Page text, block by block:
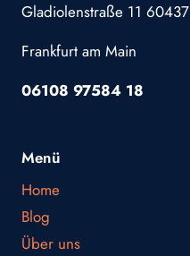
Gladiolenstraße 11 60437
Frankfurt am Main
06108 97584 18
Menü
Home
Blog
Über uns